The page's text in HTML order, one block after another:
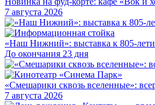
7 августа 2026
«Наш Нижний»: выставка к 805-
До окончания 23 дня
«Смешарики сквозь вселенные»:
7 августа 2026